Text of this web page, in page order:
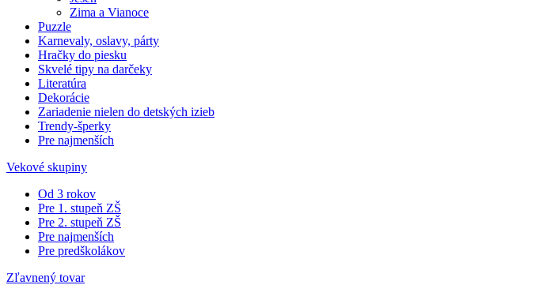
Zima a Vianoce
Puzzle
Karnevaly, oslavy, párty
Hračky do piesku
Skvelé tipy na darčeky
Literatúra
Dekorácie
Zariadenie nielen do detských izieb
Trendy-šperky
Pre najmenších
Vekové skupiny
Od 3 rokov
Pre 1. stupeň ZŠ
Pre 2. stupeň ZŠ
Pre najmenších
Pre predškolákov
Zľavnený tovar